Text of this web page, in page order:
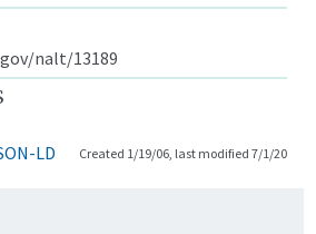
nalt/13189
LD Created 1/19/06, last modified 7/1/20